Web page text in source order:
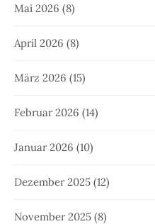
Mai 2026 (8)
April 2026 (8)
März 2026 (15)
Februar 2026 (14)
Januar 2026 (10)
Dezember 2025 (12)
November 2025 (8)